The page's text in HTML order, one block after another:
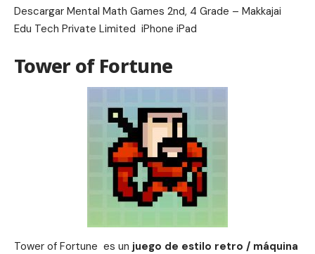
Descargar Mental Math Games 2nd, 4 Grade – Makkajai
Edu Tech Private Limited iPhone iPad
Tower of Fortune
Tower of Fortune es un juego de estilo retro / máquina